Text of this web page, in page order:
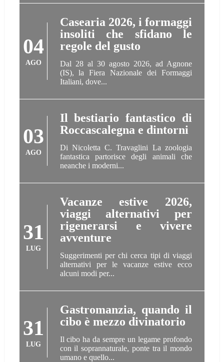
04
AGO
Casearia 2026, i formaggi
insoliti che sfidano le
regole del gusto
Dal 28 al 30 agosto 2026, ad Agnone
(IS), la Fiera Nazionale dei Formaggi
Italiani, dove...
03
AGO
Il bestiario fantastico di
Roccascalegna e dintorni
Di Nicoletta C. Travaglini La zoologia
fantastica partorisce degli animali che
neanche i moderni...
31
LUG
Vacanze estive 2026,
viaggi alternativi per
rigenerarsi e vivere
avventure
Suggerimenti per chi cerca tipi di viaggi
alternativi per le vacanze estive ecco
alcuni modi per...
31
LUG
Gastromanzia, quando il
cibo è mezzo divinatorio
Il cibo ha da sempre un legame profondo
con il soprannaturale, ponte tra il mondo
umano e quello...